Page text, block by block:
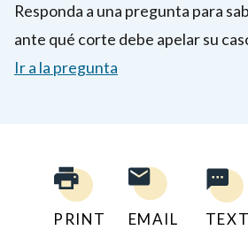
Responda a una pregunta para
ante qué corte debe apelar su
Ir a la pregunta
PRINT EMAIL TEXT